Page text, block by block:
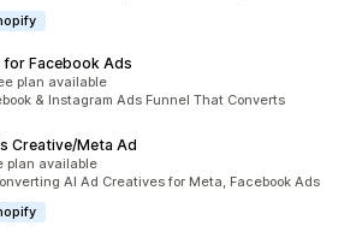
for Facebook Ads
298
plan available
& Instagram Ads Funnel That Converts
Creative/Meta Ad
47
plan available
AI Ad Creatives for Meta, Facebook Ads